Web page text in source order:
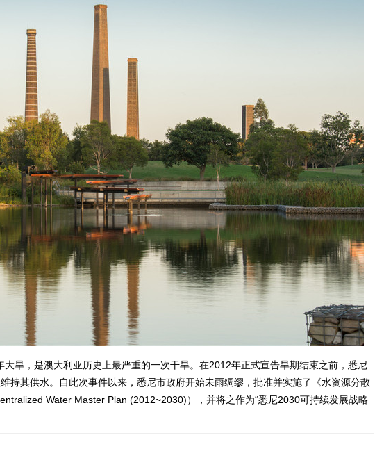
旱，是澳大利亚历史上最严重的一次干旱。在2012年正式宣告旱期结束之前，悉尼
持其供水。自此次事件以来，悉尼市政府开始未雨绸缪，批准并实施了《水资源分散
Water Master Plan (2012~2030)），并将之作为“悉尼2030可持续发展战略